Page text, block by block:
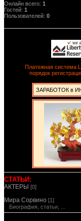
Онлайн всего: 1
Гостей: 1
Пользователей: 0
Платежная система
порядок
ЗАРАБОТОК в
СТАТЬИ:
АКТЕРЫ [0]
Мира Сорвино [1]
Биография, статьи, ...